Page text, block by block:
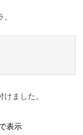
ました。
表示